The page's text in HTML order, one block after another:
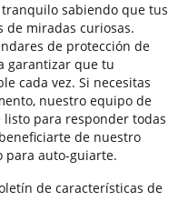
sabiendo que tus
de miradas curiosas.
de protección de
garantizar que tu
cada vez. Si necesitas
nuestro equipo de
para responder todas
de nuestro
para auto-guiarte.
de características de